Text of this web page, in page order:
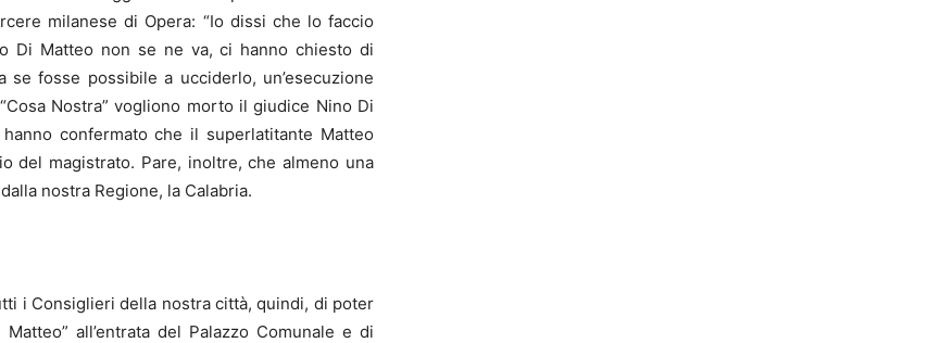
milanese di Opera: “Io dissi che lo faccio
Di Matteo non se ne va, ci hanno chiesto di
fosse possibile a ucciderlo, un’esecuzione
Nostra” vogliono morto il giudice Nino Di
confermato che il superlatitante Matteo
del magistrato. Pare, inoltre, che almeno una
nostra Regione, la Calabria.
i Consiglieri della nostra città, quindi, di poter
all’entrata del Palazzo Comunale e di